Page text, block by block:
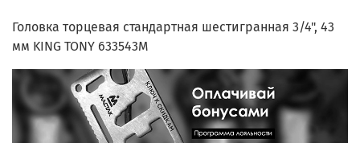
Головка торцевая стандартная шестигранная 3/4", 43
мм KING TONY 633543M